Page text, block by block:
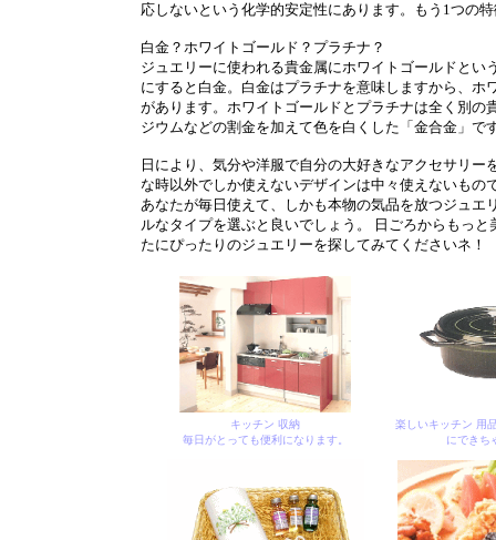
応しないという化学的安定性にあります。もう1つの
白金？ホワイトゴールド？プラチナ？
ジュエリーに使われる貴金属にホワイトゴールドと
にすると白金。白金はプラチナを意味しますから、
があります。ホワイトゴールドとプラチナは全く別
ジウムなどの割金を加えて色を白くした「金合金」で
日により、気分や洋服で自分の大好きなアクセサリ
な時以外でしか使えないデザインは中々使えないもの
あなたが毎日使えて、しかも本物の気品を放つジュ
ルなタイプを選ぶと良いでしょう。 日ごろからもっ
たにぴったりのジュエリーを探してみてくださいネ！
キッチン 収納
毎日がとっても便利になります。
楽しいキッチン 用
にできち